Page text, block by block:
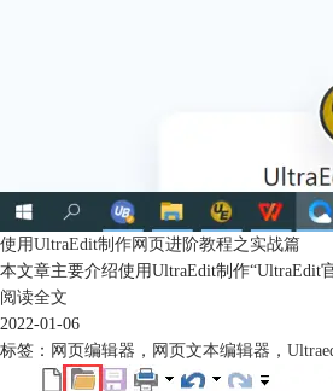
使用UltraEdit制作网页进阶教程之实战篇
本文章主要介绍使用UltraEdit制作“UltraEdit
阅读全文
2022-01-06
标签： 网页编辑器 ， 网页文本编辑器 ，